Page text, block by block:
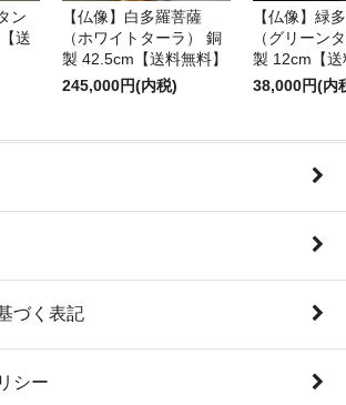
ン
送
【仏像】白多羅菩薩
（ホワイトターラ） 銅
製 42.5cm【送料無料】
245,000円(内税)
【仏像】緑
（グリーン
製 12cm【
38,000円(内
づく表記
シー